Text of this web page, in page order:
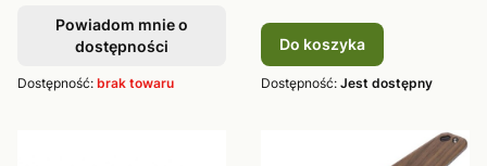
Powiadom mnie o
dostępności
Dostępność: brak towaru
Do koszyka
Dostępność: Jest dostępny